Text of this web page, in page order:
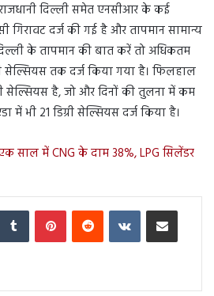
दिल्ली समेत एनसीआर के कई
गिरावट दर्ज की गई है और तापमान सामान्य
के तापमान की बात करें तो अधिकतम
सेल्सियस तक दर्ज किया गया है। फिलहाल
सेल्सियस है, जो और दिनों की तुलना में कम
में भी 21 डिग्री सेल्सियस दर्ज किया है।
साल में CNG के दाम 38%, LPG सिलेंडर
Tumblr PinterestReddit VKontakteShare via Email